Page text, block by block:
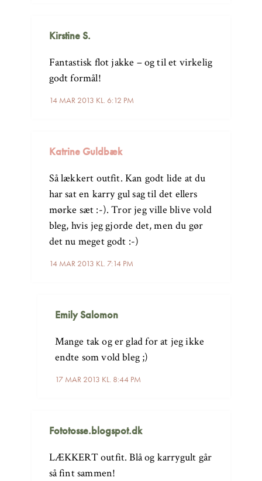
Kirstine S.
14 MAR 2013 KL. 6:12 PM
Fantastisk flot jakke – og til et virkelig
godt formål!
Katrine Guldbæk
14 MAR 2013 KL. 7:14 PM
Så lækkert outfit. Kan godt lide at du
har sat en karry gul sag til det ellers
mørke sæt :-). Tror jeg ville blive vold
bleg, hvis jeg gjorde det, men du gør
det nu meget godt :-)
Emily Salomon
17 MAR 2013 KL. 8:44 PM
Mange tak og er glad for at jeg ikke
endte som vold bleg ;)
Fototosse.blogspot.dk
LÆKKERT outfit. Blå og karrygult går
så fint sammen!